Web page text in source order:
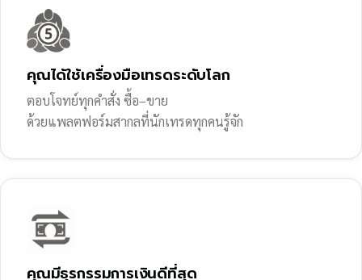
คุณได้ใช้เครื่องมือเทรดระดับโลก
ตอบโจทย์ทุกคำสั่ง ซื้อ–ขาย
ด้วยแพลตฟอร์มสากลที่นักเทรดทุกคนรู้จัก
คุณมีธุรกรรมการเงินดีที่สุด